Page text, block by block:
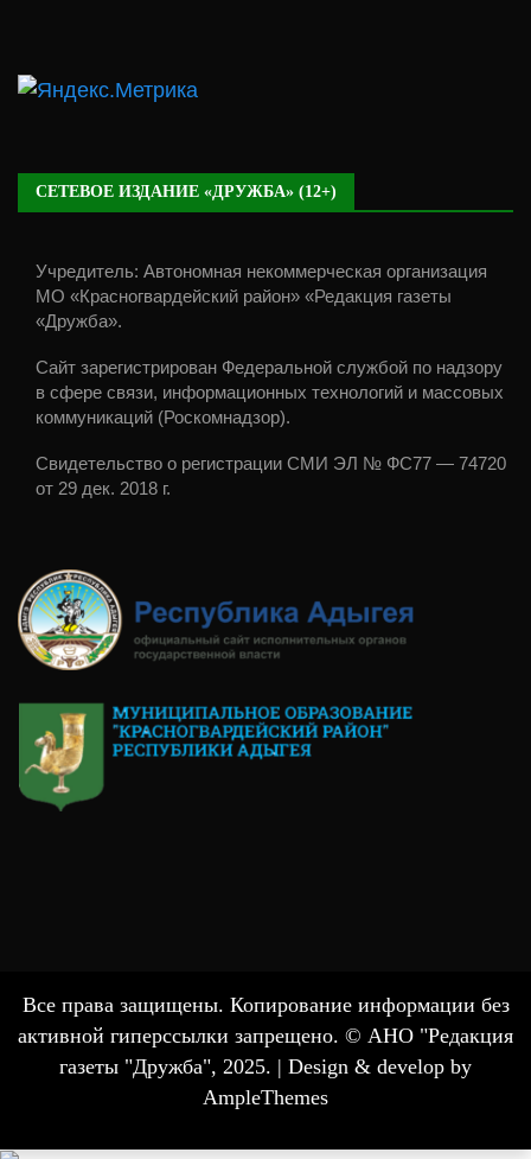
СЕТЕВОЕ ИЗДАНИЕ «ДРУЖБА» (12+)
Учредитель: Автономная некоммерческая организация
МО «Красногвардейский район» «Редакция газеты
«Дружба».
Сайт зарегистрирован Федеральной службой по надзору
в сфере связи, информационных технологий и массовых
коммуникаций (Роскомнадзор).
Свидетельство о регистрации СМИ ЭЛ № ФС77 — 74720
от 29 дек. 2018 г.
Все права защищены. Копирование информации без
активной гиперссылки запрещено. © АНО "Редакция
газеты "Дружба", 2025. | Design & develop by
AmpleThemes